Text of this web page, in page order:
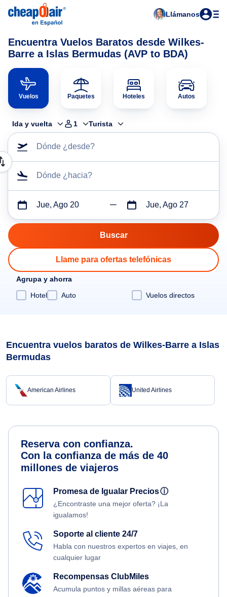
Llámanos
Encuentra Vuelos Baratos desde Wilkes-
Barre a Islas Bermudas (AVP to BDA)
Vuelos Paquetes Hoteles Autos
Ida y vuelta 1 Turista
Dónde ¿desde?
Dónde ¿hacia?
Jue, Ago 20 Jue, Ago 27
Llame para ofertas telefónicas
Agrupa y ahorra
Hotel
Auto Vuelos directos
Encuentra vuelos baratos de Wilkes-Barre a Islas
Bermudas
American Airlines United Airlines
Reserva con confianza.
Con la confianza de más de 40
millones de viajeros
Promesa de Igualar Preciosⓘ
¿Encontraste una mejor oferta? ¡La
igualamos!
Soporte al cliente 24/7
Habla con nuestros expertos en viajes, en
cualquier lugar
Recompensas ClubMiles
Acumula puntos y millas aéreas para